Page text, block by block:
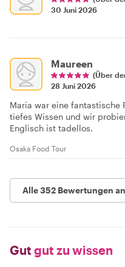
30 Juni 2026
Maureen
(Über
28 Juni 2026
Maria war eine fantastische
tiefes Wissen und wir
Englisch ist tadellos.
Osaka Food Tour
Alle 352 Bewertungen
Gut gut zu wissen